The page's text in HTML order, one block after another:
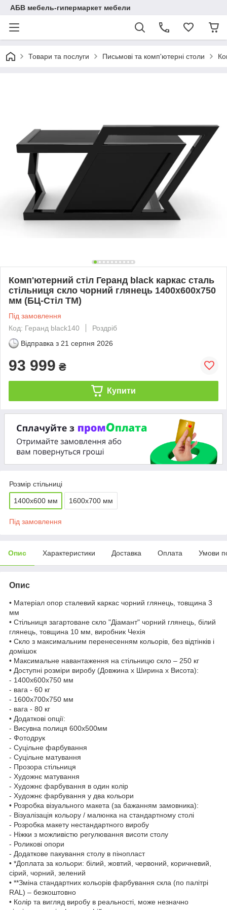
АБВ мебель-гипермаркет мебели
Товари та послуги Письмові та комп'ютерні столи
Комп'ютерний стіл Геранд black каркас сталь
стільниця скло чорний глянець 1400х600х750
мм (БЦ-Стіл ТМ)
Під замовлення
Код: Геранд black140
Роздріб
Відправка з 21 серпня 2026
93 999 ₴
Купити
Розмір стільниці
1400х600 мм 1600х700 мм
Під замовлення
Опис Характеристики Доставка Оплата Умови
Опис
• Матеріал опор сталевий каркас чорний глянець, товщина 3
мм
• Стільниця загартоване скло "Діамант" чорний глянець, білий
глянець, товщина 10 мм, виробник Чехія
• Скло з максимальним перенесенням кольорів, без відтінків і
домішок
• Максимальне навантаження на стільницю скло – 250 кг
• Доступні розміри виробу (Довжина x Ширина x Висота):
- 1400х600х750 мм
- вага - 60 кг
- 1600х700х750 мм
- вага - 80 кг
• Додаткові опції:
- Висувна полиця 600х500мм
- Фотодрук
- Суцільне фарбування
- Суцільне матування
- Прозора стільниця
- Художнє матування
- Художнє фарбування в один колір
- Художнє фарбування у два кольори
• Розробка візуального макета (за бажанням замовника):
- Візуалізація кольору / малюнка на стандартному столі
- Розробка макету нестандартного виробу
- Ніжки з можливістю регулювання висоти столу
- Роликові опори
- Додаткове пакування столу в пінопласт
• *Доплата за кольори: білий, жовтий, червоний, коричневий,
сірий, чорний, зелений
• **Зміна стандартних кольорів фарбування скла (по палітрі
RAL) – безкоштовно
• Колір та вигляд виробу в реальності, може незначно